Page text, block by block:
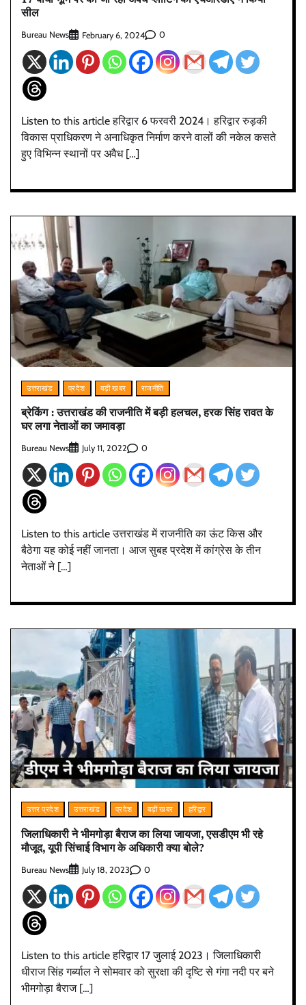
सील
Bureau News February 6, 2024 0
Listen to this article हरिद्वार 6 फरवरी 2024। हरिद्वार रुड़की
विकास प्राधिकरण ने अनाधिकृत निर्माण करने वालों की नकेल कसते
हुए विभिन्न स्थानों पर अवैध […]
उत्तराखंड प्रदेश बड़ी खबर राजनीति
ब्रेकिंग : उत्तराखंड की राजनीति में बड़ी हलचल, हरक सिंह रावत के
घर लगा नेताओं का जमावड़ा
Bureau News July 11, 2022 0
Listen to this article उत्तराखंड में राजनीति का ऊंट किस और
बैठेगा यह कोई नहीं जानता। आज सुबह प्रदेश में कांग्रेस के तीन
नेताओं ने […]
उत्तर प्रदेश उत्तराखंड प्रदेश बड़ी खबर हरिद्वार
जिलाधिकारी ने भीमगोड़ा बैराज का लिया जायजा, एसडीएम भी रहे
मौजूद, यूपी सिंचाई विभाग के अधिकारी क्या बोले?
Bureau News July 18, 2023 0
Listen to this article हरिद्वार 17 जुलाई 2023। जिलाधिकारी
धीराज सिंह गर्ब्याल ने सोमवार को सुरक्षा की दृष्टि से गंगा नदी पर बने
भीमगोड़ा बैराज […]